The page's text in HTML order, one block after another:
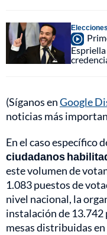
(Síganos enGoogle
noticias más
En el caso específico
ciudadanos
este volumen de
1.083 puestos de
nivel nacional, la
instalación de
mesas distribuidas